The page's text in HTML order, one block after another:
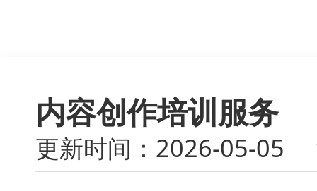
内容创作培训服务
更新时间：2026-05-05